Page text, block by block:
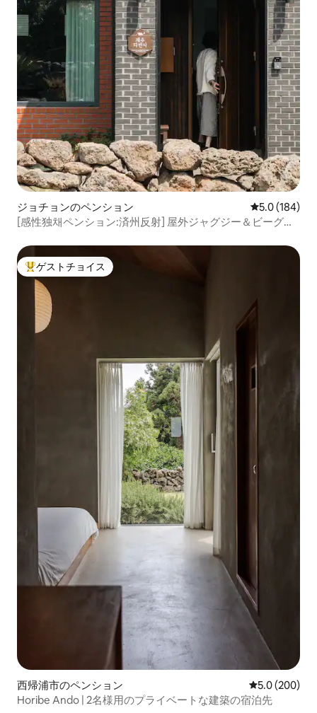
ジョチョンのペンション レビュー184
5.0 (184)
[感性独채ペンション:済州反射] 屋外ジャグジー＆ビーグン
な宿泊施設
大好評のゲストチョイスです。
ゲストチョイス
西帰浦市のペンション レビュー200
5.0 (200)
Horibe Ando | 2名様用のプライベートな建築の宿泊先